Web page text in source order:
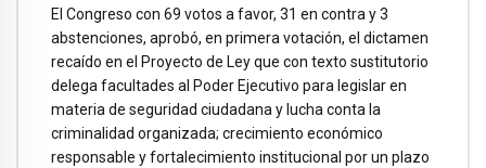
El Congreso con 69 votos a favor, 31 en contra y 3
abstenciones, aprobó, en primera votación, el dictamen
recaído en el Proyecto de Ley que con texto sustitutorio
delega facultades al Poder Ejecutivo para legislar en
materia de seguridad ciudadana y lucha conta la
criminalidad organizada; crecimiento económico
responsable y fortalecimiento institucional por un plazo